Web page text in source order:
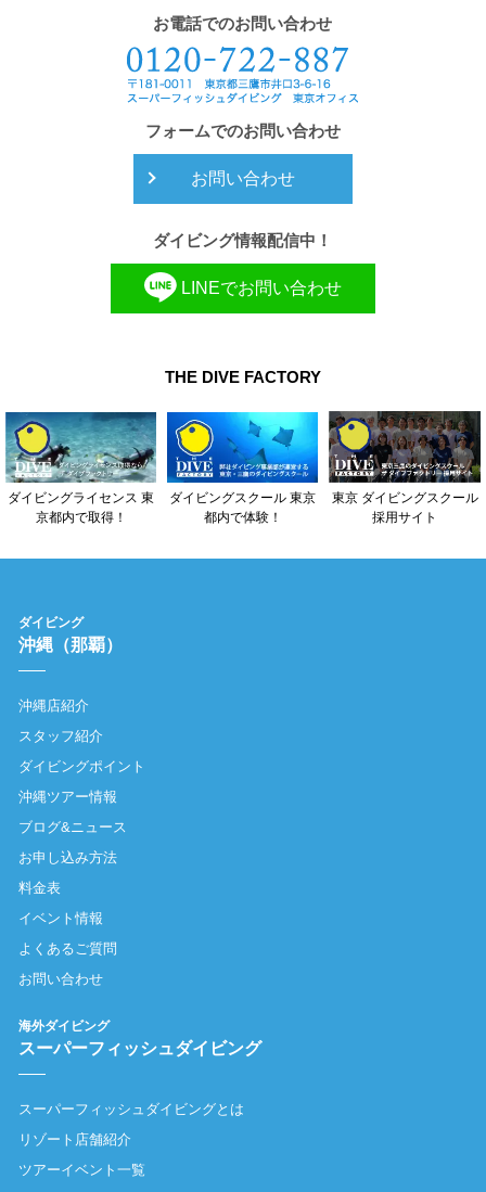
お電話でのお問い合わせ
フォームでのお問い合わせ
お問い合わせ
ダイビング情報配信中！
LINEでお問い合わせ
THE DIVE FACTORY
ダイビングライセンス 東
京都内で取得！
ダイビングスクール 東京
都内で体験！
東京 ダイビングスクール
採用サイト
ダイビング
沖縄（那覇）
沖縄店紹介
スタッフ紹介
ダイビングポイント
沖縄ツアー情報
ブログ&ニュース
お申し込み方法
料金表
イベント情報
よくあるご質問
お問い合わせ
海外ダイビング
スーパーフィッシュダイビング
スーパーフィッシュダイビングとは
リゾート店舗紹介
ツアーイベント一覧